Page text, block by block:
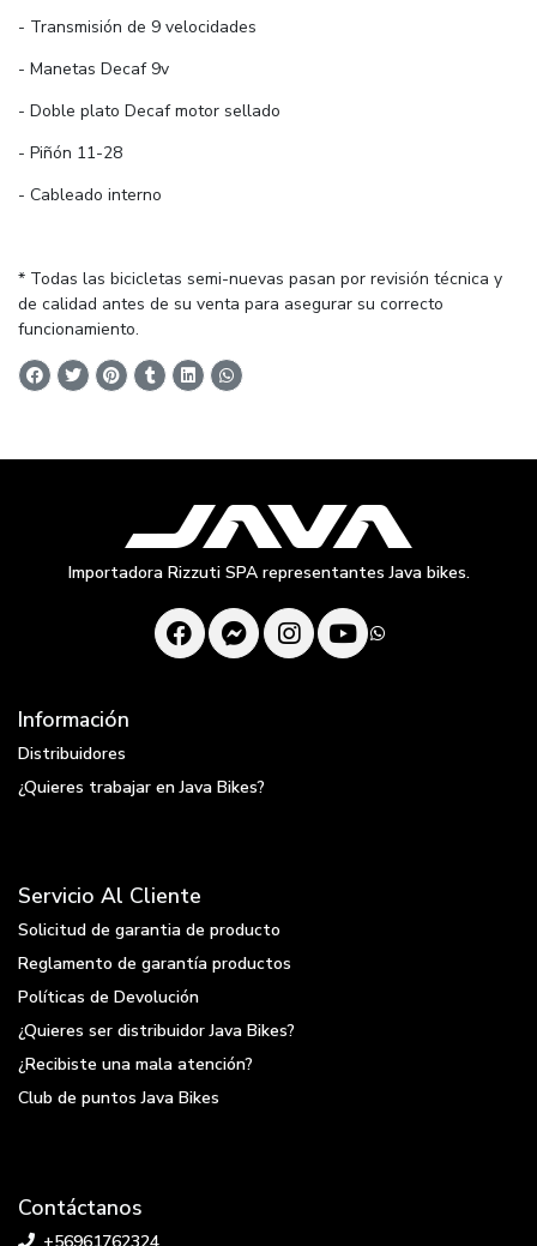
- Transmisión de 9 velocidades
- Manetas Decaf 9v
- Doble plato Decaf motor sellado
- Piñón 11-28
- Cableado interno
* Todas las bicicletas semi-nuevas pasan por revisión técnica y
de calidad antes de su venta para asegurar su correcto
funcionamiento.
Importadora Rizzuti SPA representantes Java bikes.
Información
Distribuidores
¿Quieres trabajar en Java Bikes?
Servicio Al Cliente
Solicitud de garantia de producto
Reglamento de garantía productos
Políticas de Devolución
¿Quieres ser distribuidor Java Bikes?
¿Recibiste una mala atención?
Club de puntos Java Bikes
Contáctanos